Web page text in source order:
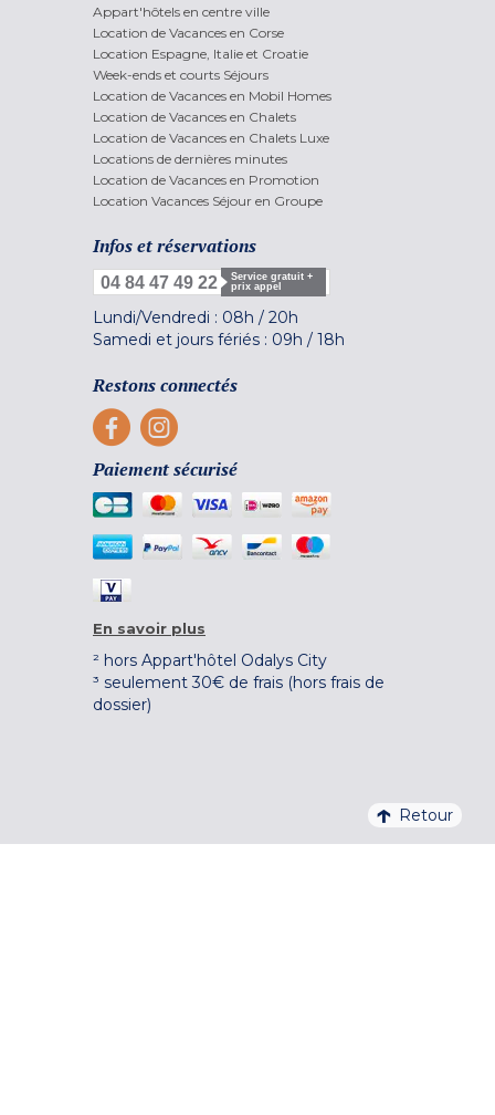
Appart'hôtels en centre ville
Location de Vacances en Corse
Location Espagne, Italie et Croatie
Week-ends et courts Séjours
Location de Vacances en Mobil Homes
Location de Vacances en Chalets
Location de Vacances en Chalets Luxe
Locations de dernières minutes
Location de Vacances en Promotion
Location Vacances Séjour en Groupe
Infos et réservations
04 84 47 49 22
Service gratuit +
prix appel
Lundi/Vendredi : 08h / 20h
Samedi et jours fériés : 09h / 18h
Restons connectés
Paiement sécurisé
En savoir plus
² hors Appart'hôtel Odalys City
³ seulement 30€ de frais (hors frais de
dossier)
Retour